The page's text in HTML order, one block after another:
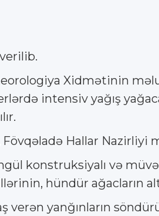
Xidmətinin
intensiv yağış
Hallar Nazirliyi
konstruksiyalı və
hündür ağacların
verən yanğınların